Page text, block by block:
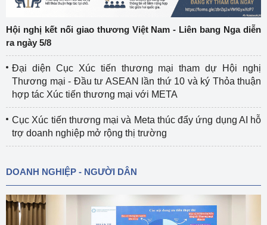
Hội nghị kết nối giao thương Việt Nam - Liên bang Nga diễn
ra ngày 5/8
Đại diện Cục Xúc tiến thương mại tham dự Hội nghị
Thương mại - Đầu tư ASEAN lần thứ 10 và ký Thỏa thuận
hợp tác Xúc tiến thương mại với META
Cục Xúc tiến thương mại và Meta thúc đẩy ứng dụng AI hỗ
trợ doanh nghiệp mở rộng thị trường
DOANH NGHIỆP - NGƯỜI DÂN